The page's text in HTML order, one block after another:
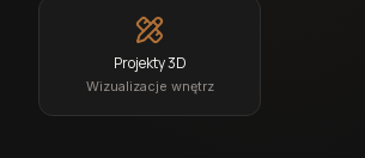
Projekty 3D
Wizualizacje wnętrz